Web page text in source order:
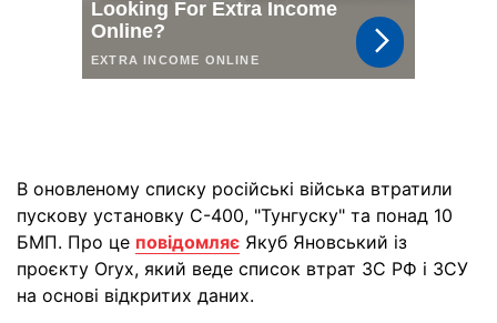
В оновленому списку російські війська втратили
пускову установку С-400, "Тунгуску" та понад 10
БМП. Про це повідомляє Якуб Яновський із
проєкту Oryx, який веде список втрат ЗС РФ і ЗСУ
на основі відкритих даних.